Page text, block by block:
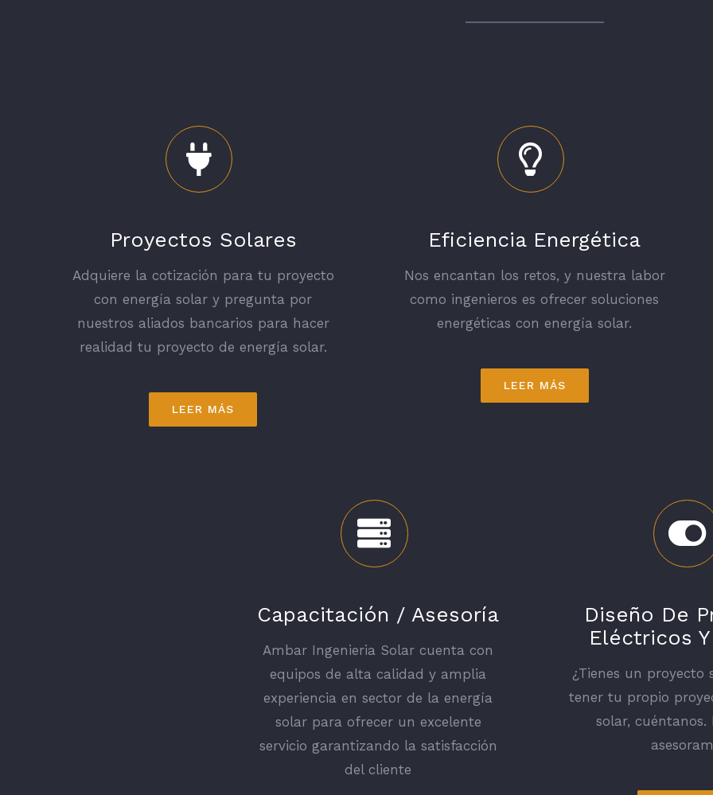
Proyectos Solares
Adquiere la cotización para tu proyecto
con energía solar y pregunta por
nuestros aliados bancarios para hacer
realidad tu proyecto de energía solar.
LEER MÁS
Eficiencia Energética
Nos encantan los retos, y nuestra labor
como ingenieros es ofrecer soluciones
energéticas con energía solar.
LEER MÁS
Capacitación / Asesoría
Ambar Ingenieria Solar cuenta con
equipos de alta calidad y amplia
experiencia en sector de la energía
solar para ofrecer un excelente
servicio garantizando la satisfacción
del cliente
Diseño De
Eléctricos
¿Tienes un proyecto
tener tu propio
solar, cuéntanos.